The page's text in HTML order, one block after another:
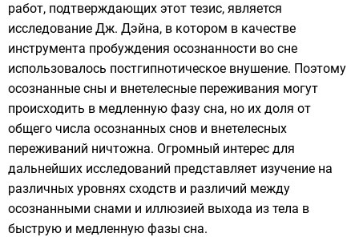
работ, подтверждающих этот тезис, является
исследование Дж. Дэйна, в котором в качестве
инструмента пробуждения осознанности во сне
использовалось постгипнотическое внушение. Поэтому
осознанные сны и внетелесные переживания могут
происходить в медленную фазу сна, но их доля от
общего числа осознанных снов и внетелесных
переживаний ничтожна. Огромный интерес для
дальнейших исследований представляет изучение на
различных уровнях сходств и различий между
осознанными снами и иллюзией выхода из тела в
быструю и медленную фазы сна.